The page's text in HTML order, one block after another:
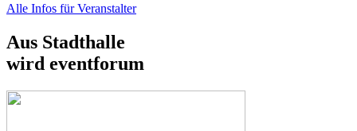
Alle Infos für Veranstalter
Aus Stadthalle
wird eventforum